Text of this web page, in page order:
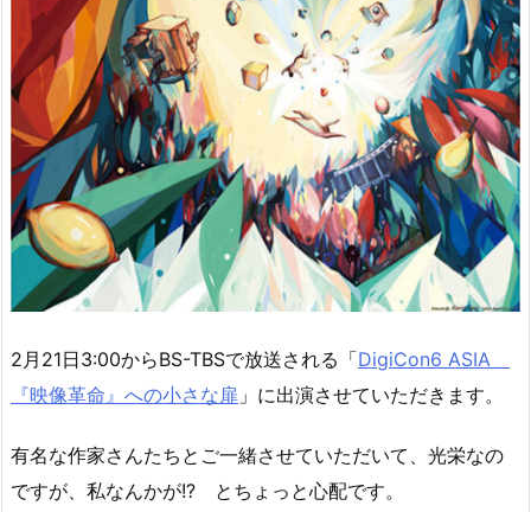
2月21日3:00からBS-TBSで放送される「DigiCon6 ASIA
『映像革命』への小さな扉 」に出演させていただきます。
有名な作家さんたちとご一緒させていただいて、光栄なの
ですが、私なんかが!? とちょっと心配です。